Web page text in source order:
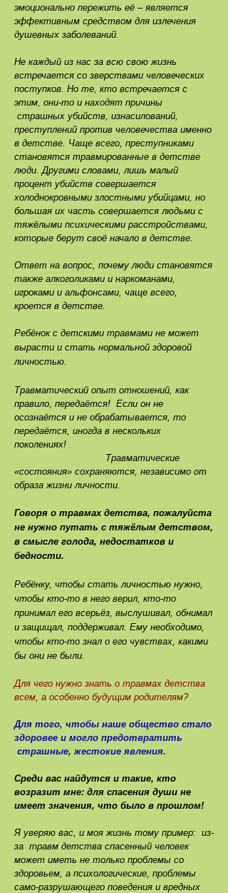
эмоционально пережить её – является
эффективным средством для излечения
душевных заболеваний.
Не каждый из нас за всю свою жизнь
встречается со зверствами человеческих
поступков. Но те, кто встречается с
этим, они-то и находят причины
страшных убийств, изнасилований,
преступлений против человечества именно
в детстве. Чаще всего, преступниками
становятся травмированные в детстве
люди. Другими словами, лишь малый
процент убийств совершается
холоднокровными злостными убийцами, но
большая их часть совершается людьми с
тяжёлыми психическими расстройствами,
которые берут своё начало в детстве.
Ответ на вопрос, почему люди становятся
также алкоголиками и наркоманами,
игроками и альфонсами, чаще всего,
кроется в детстве.
Ребёнок с детскими травмами не может
вырасти и стать нормальной здоровой
личностью.
Травматический опыт отношений, как
правило, передаётся! Если он не
осознаётся и не обрабатывается, то
передаётся, иногда в нескольких
поколениях!
Травматические
«состояния» сохраняются, независимо от
образа жизни личности.
Говоря о травмах детства, пожалуйста
не нужно путать с тяжёлым детством,
в смысле голода, недостатков и
бедности.
Ребёнку, чтобы стать личностью нужно,
чтобы кто-то в него верил, кто-то
принимал его всерьёз, выслушивал, обнимал
и защищал, поддерживал. Ему необходимо,
чтобы кто-то знал о его чувствах, какими
бы они не были.
Для чего нужно знать о травмах детства
всем, а особенно будущим родителям?
Для того, чтобы наше общество стало
здоровее и могло предотвратить
страшные, жестокие явления.
Среди вас найдутся и такие, кто
возразит мне: для спасения души не
имеет значения, что было в прошлом!
Я уверяю вас, и моя жизнь тому пример: из-
за травм детства спасенный человек
может иметь не только проблемы со
здоровьем, а психологические, проблемы
само-разрушающего поведения и вредных